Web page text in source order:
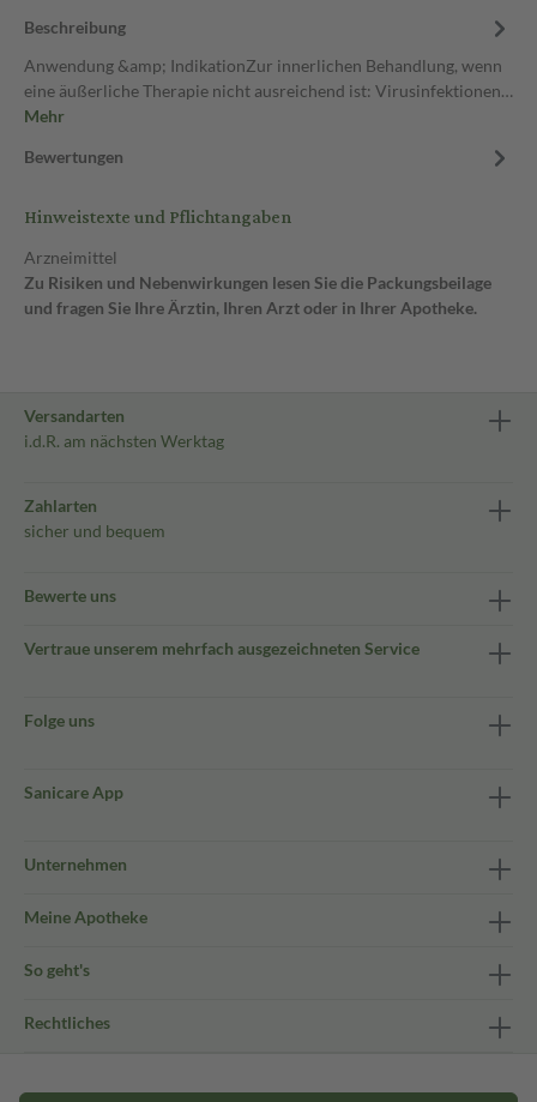
Beschreibung
Anwendung &amp; IndikationZur innerlichen Behandlung, wenn
eine äußerliche Therapie nicht ausreichend ist: Virusinfektionen…
Mehr
Bewertungen
Hinweistexte und Pflichtangaben
Arzneimittel
Zu Risiken und Nebenwirkungen lesen Sie die Packungsbeilage
und fragen Sie Ihre Ärztin, Ihren Arzt oder in Ihrer Apotheke.
Versandarten
i.d.R. am nächsten Werktag
Zahlarten
sicher und bequem
Bewerte uns
Vertraue unserem mehrfach ausgezeichneten Service
Folge uns
Sanicare App
Unternehmen
Meine Apotheke
So geht's
Rechtliches